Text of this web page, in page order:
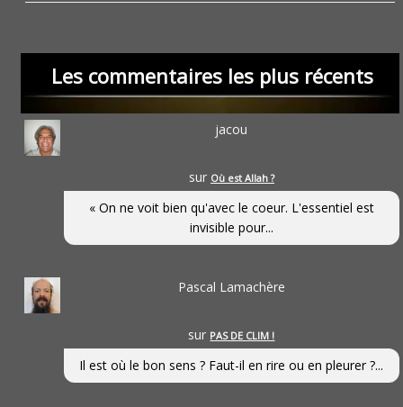
Les commentaires les plus récents
jacou
sur Où est Allah ?
« On ne voit bien qu'avec le coeur. L'essentiel est
invisible pour...
Pascal Lamachère
sur PAS DE CLIM !
Il est où le bon sens ? Faut-il en rire ou en pleurer ?...